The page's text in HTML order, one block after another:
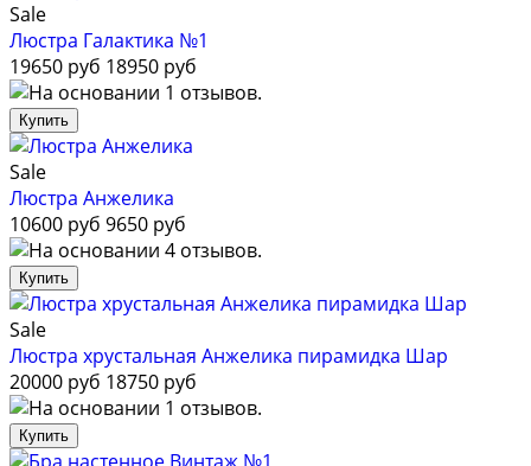
Sale
Люстра Галактика №1
19650 руб 18950 руб
Sale
Люстра Анжелика
10600 руб 9650 руб
Sale
Люстра хрустальная Анжелика пирамидка Шар
20000 руб 18750 руб